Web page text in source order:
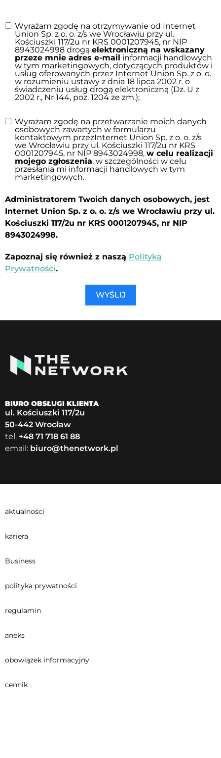
Wyrażam zgodę na otrzymywanie od Internet
Union Sp. z o. o. z/s we Wrocławiu przy ul.
Kościuszki 117/2u nr KRS 0001207945, nr NIP
8943024998 drogą elektroniczną na wskazany
przeze mnie adres e-mail informacji handlowych
w tym marketingowych, dotyczących produktów i
usług oferowanych przez Internet Union Sp. z o. o.
w rozumieniu ustawy z dnia 18 lipca 2002 r. o
świadczeniu usług drogą elektroniczną (Dz. U z
2002 r., Nr 144, poz. 1204 ze zm.);
Wyrażam zgodę na przetwarzanie moich danych
osobowych zawartych w formularzu
kontaktowym przezInternet Union Sp. z o. o. z/s
we Wrocławiu przy ul. Kościuszki 117/2u nr KRS
0001207945, nr NIP 8943024998, w celu realizacji
mojego zgłoszenia, w szczególności w celu
przesłania mi informacji handlowych w tym
marketingowych.
Administratorem Twoich danych osobowych, jest
Internet Union Sp. z o. o. z/s we Wrocławiu przy ul.
Kościuszki 117/2u nr KRS 0001207945, nr NIP
8943024998.
Zapoznaj się również z naszą Polityką
Prywatności.
WYŚLIJ
BIURO OBSŁUGI KLIENTA
ul. Kościuszki 117/2u
50-442 Wrocław
tel. +48 71 718 61 88
email: biuro@thenetwork.pl
aktualności
kariera
Business
polityka prywatności
regulamin
aneks
obowiązek informacyjny
cennik